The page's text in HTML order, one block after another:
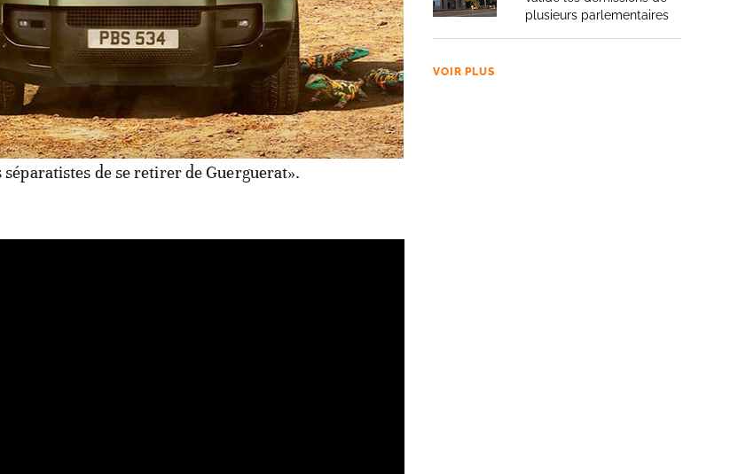
de désinformation savamment orchestrée par la partie
du SG de l’ONU, dont des exemplaires ont été remis
membres du Conseil de sécurité, le chef du
campagne s’inscrit dans le cadre d’«une guerre
«Le rapport du SG de l’ONU est généralement
les efforts du Maroc. Par contre, il demande
de se retirer de Guerguerat».
plusieurs parlementaires
VOIR PLUS